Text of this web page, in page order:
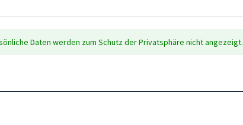
Daten werden zum Schutz der Privatsphäre nicht angezeigt.